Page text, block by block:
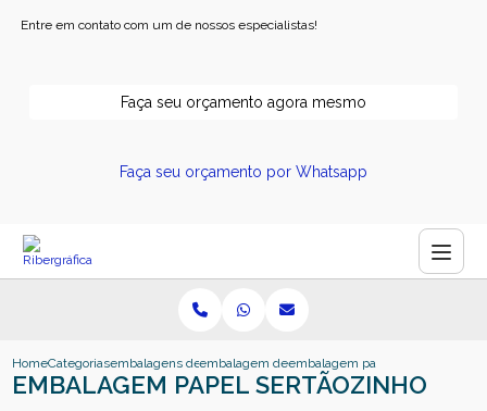
Entre em contato com um de nossos especialistas!
Faça seu orçamento agora mesmo
Faça seu orçamento por Whatsapp
HomeCategoriasembalagens de papelembalagem de papelembalagem papel sertaozinho
EMBALAGEM PAPEL SERTÃOZINHO